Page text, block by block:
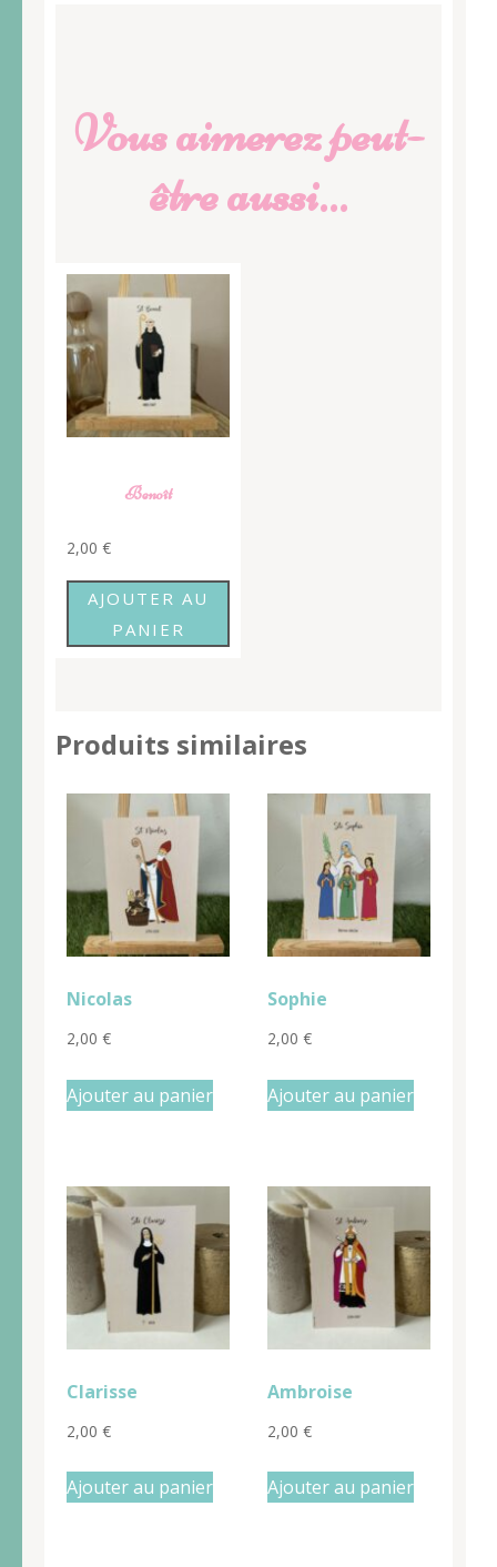
Vous aimerez peut-
être aussi…
Benoît
2,00 €
AJOUTER AU
PANIER
Produits similaires
Nicolas
2,00 €
Ajouter au panier
Sophie
2,00 €
Ajouter au panier
Clarisse
2,00 €
Ajouter au panier
Ambroise
2,00 €
Ajouter au panier